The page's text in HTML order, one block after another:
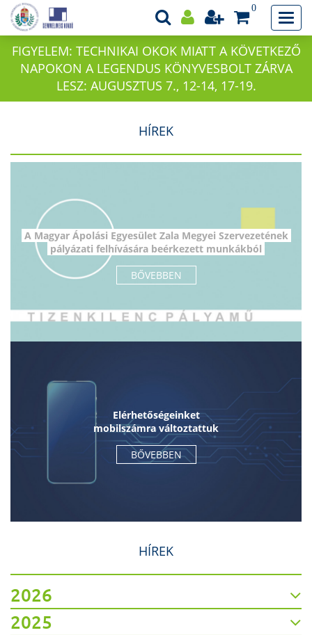
0
FIGYELEM: TECHNIKAI OKOK MIATT A KÖVETKEZŐ
NAPOKON A LEGENDUS KÖNYVESBOLT ZÁRVA
LESZ: AUGUSZTUS 7., 12-14, 17-19.
HÍREK
A Magyar Ápolási Egyesület Zala Megyei Szervezetének
pályázati felhívására beérkezett munkákból
BŐVEBBEN
Elérhetőségeinket
mobilszámra változtattuk
BŐVEBBEN
HÍREK
2026
2025